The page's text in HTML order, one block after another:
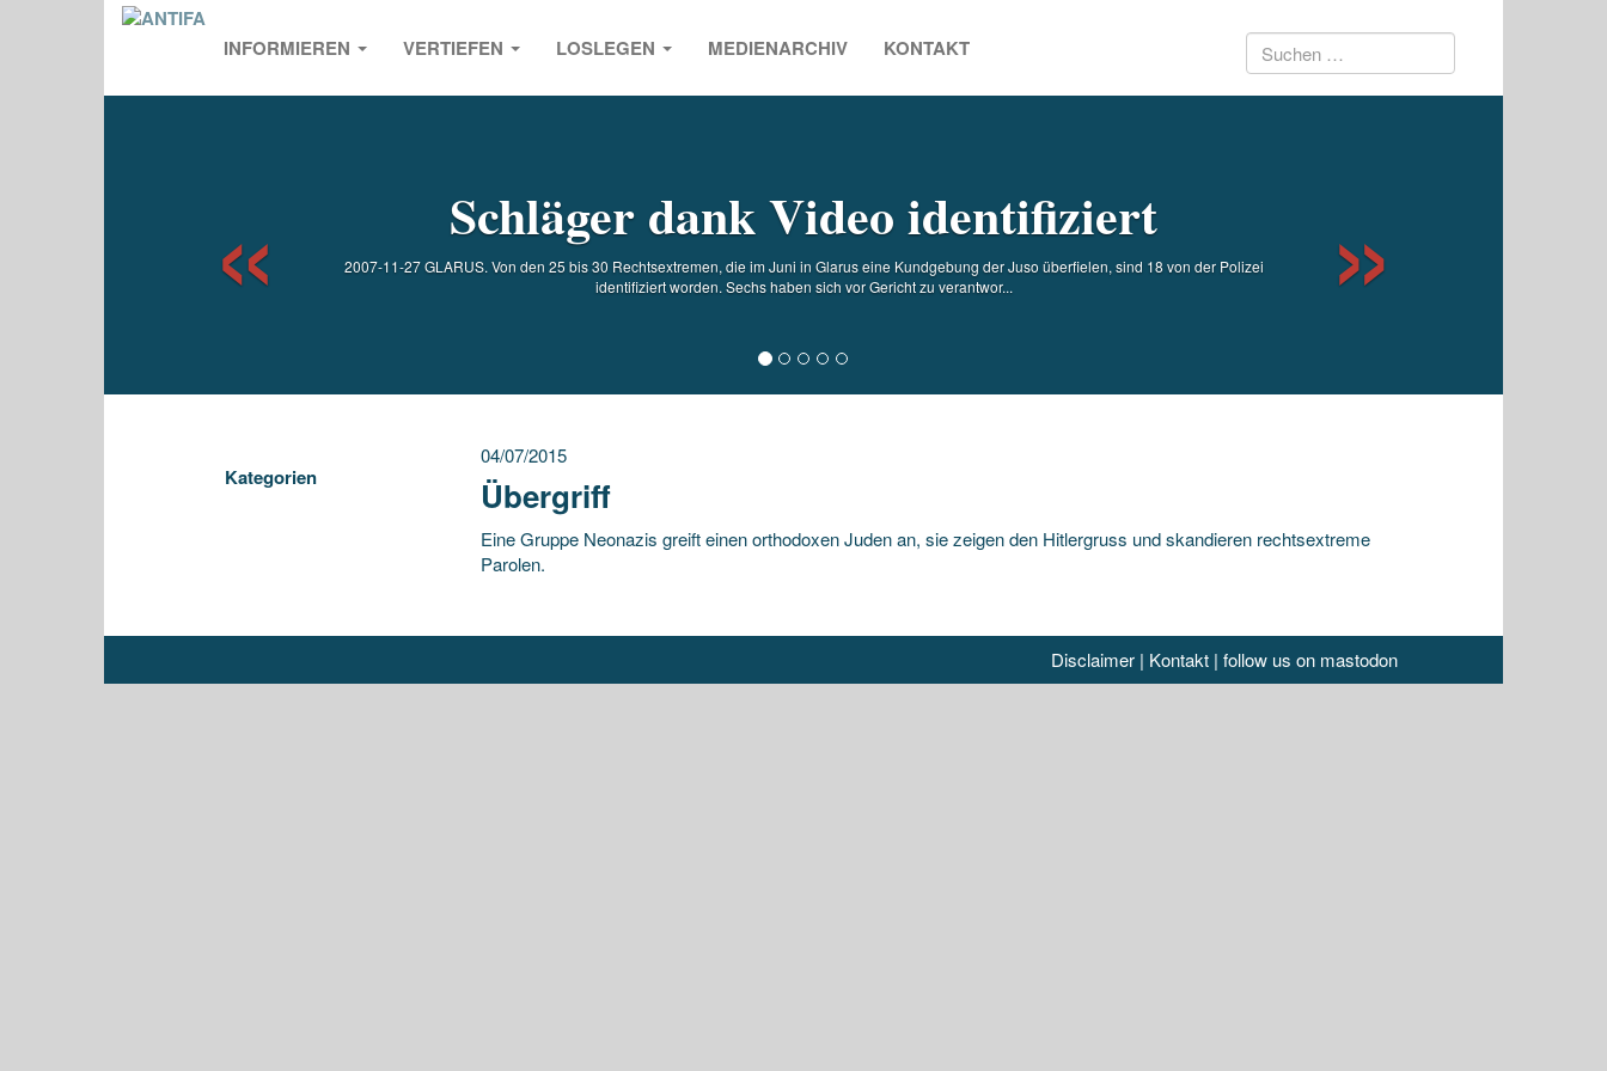
INFORMIEREN VERTIEFEN LOSLEGEN MEDIENARCHIV KONTAKT Suchen
Schläger dank Video identifiziert
2007-11-27 GLARUS. Von den 25 bis 30 Rechtsextremen, die im Juni in Glarus eine Kundgebung der Juso überfielen, sind 18 von der Polizei
identifiziert worden. Sechs haben sich vor Gericht zu verantwor...
Kategorien
04/07/2015
Übergriff
Eine Gruppe Neonazis greift einen orthodoxen Juden an, sie zeigen den Hitlergruss und skandieren rechtsextreme
Parolen.
Disclaimer| Kontakt| follow us on mastodon